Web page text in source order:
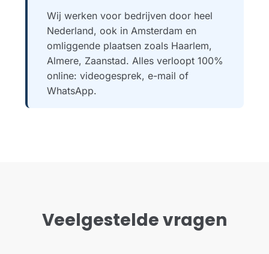
Wij werken voor bedrijven door heel
Nederland, ook in Amsterdam en
omliggende plaatsen zoals Haarlem,
Almere, Zaanstad. Alles verloopt 100%
online: videogesprek, e-mail of
WhatsApp.
Veelgestelde vragen